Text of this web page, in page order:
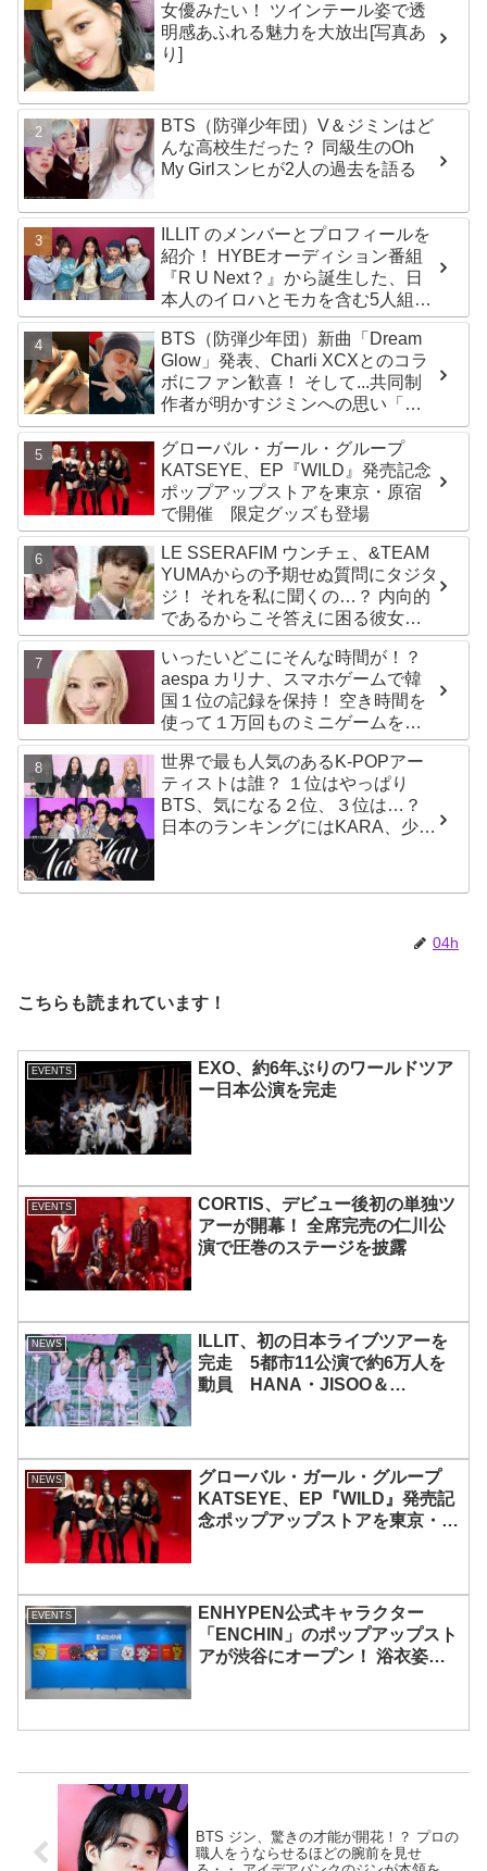
女優みたい！ ツインテール姿で透
明感あふれる魅力を大放出[写真あ
り]
BTS（防弾少年団）V＆ジミンはど
んな高校生だった？ 同級生のOh
My Girlスンヒが2人の過去を語る
ILLIT のメンバーとプロフィールを
紹介！ HYBEオーディション番組
『R U Next？』から誕生した、日
本人のイロハとモカを含む5人組ガ
ールズグループ！ デビュー曲
「Magnetic」がいきなりの大ヒッ
ト
BTS（防弾少年団）新曲「Dream
Glow」発表、Charli XCXとのコラ
ボにファン歓喜！ そして...共同制
作者が明かすジミンへの思い「彼
の夢、そして彼の絶望から生まれ
た歌」
グローバル・ガール・グループ
KATSEYE、EP『WILD』発売記念
ポップアップストアを東京・原宿
で開催 限定グッズも登場
LE SSERAFIM ウンチェ、&TEAM
YUMAからの予期せぬ質問にタジタ
ジ！ それを私に聞くの…？ 内向的
であるからこそ答えに困る彼女の
リアクションがかわいすぎる
いったいどこにそんな時間が！？
aespa カリナ、スマホゲームで韓
国１位の記録を保持！ 空き時間を
使って１万回ものミニゲームをク
リア「芸能人たちが時間がないと
言っているのは全部嘘」
世界で最も人気のあるK-POPアー
ティストは誰？ １位はやっぱり
BTS、気になる２位、３位は…？
日本のランキングにはKARA、少女
04h
こちらも読まれています！
EVENTS
EXO、約6年ぶりのワールドツア
ー日本公演を完走
EVENTS
CORTIS、デビュー後初の単独ツ
アーが開幕！ 全席完売の仁川公
演で圧巻のステージを披露
NEWS
ILLIT、初の日本ライブツアーを
完走 5都市11公演で約6万人を
動員 HANA・JISOO＆
NEWS
グローバル・ガール・グループ
KATSEYE、EP『WILD』発売記
念ポップアップストアを東京・原
EVENTS
ENHYPEN公式キャラクター
「ENCHIN」のポップアップスト
アが渋谷にオープン！ 浴衣姿の
BTS ジン、驚きの才能が開花！？ プロの
職人をうならせるほどの腕前を見せ